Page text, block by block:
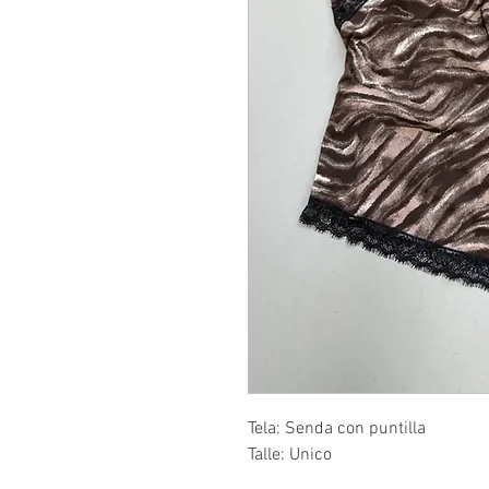
Tela: Senda con puntilla
Talle: Unico